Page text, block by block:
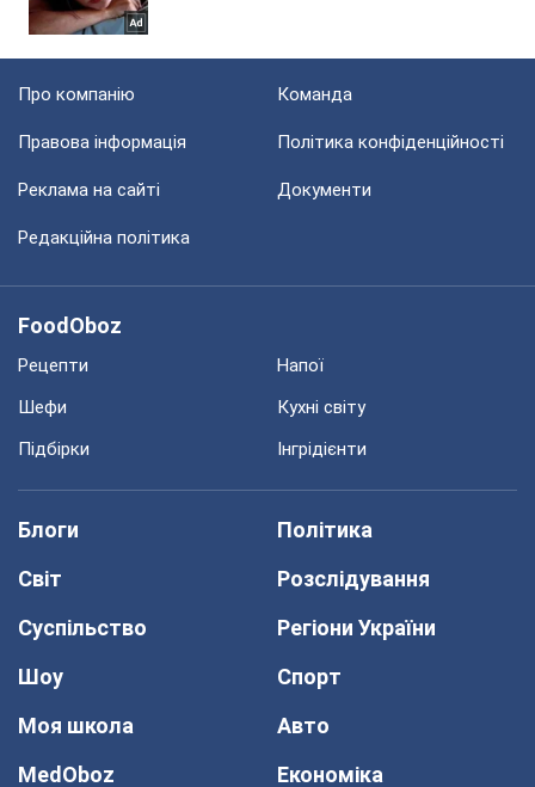
Про компанію Команда
Правова інформація Політика конфіденційності
Реклама на сайті Документи
Редакційна політика
FoodOboz
Рецепти
Напої
Шефи
Кухні світу
Підбірки
Інгрідієнти
Блоги
Політика
Світ
Розслідування
Суспільство
Регіони України
Шоу
Спорт
Моя школа
Авто
MedOboz
Економіка